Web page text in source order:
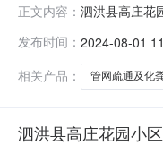
正文内容： 泗洪县高庄花
金额：柒万陆
公告发布之日
发布时间： 2024-08-01
相关产品：
管网疏通及化
泗洪县高庄花园小